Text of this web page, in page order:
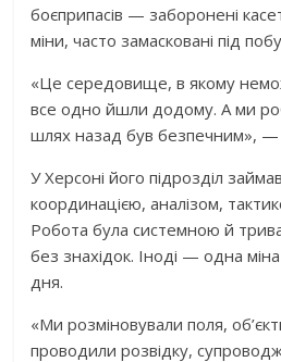
боєприпасів — заборонені
міни, часто замасковані під
«Це середовище, в якому
все одно йшли додому. А ми
шлях назад був безпечним», —
У Херсоні його підрозділ
координацією, аналізом,
Робота була системною й
без знахідок. Іноді — одна
дня.
«Ми розміновували поля,
проводили розвідку,